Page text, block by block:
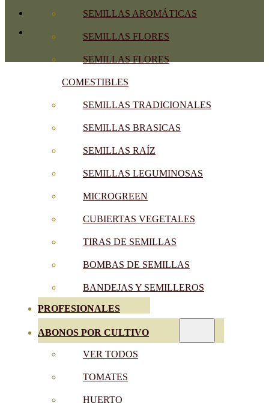
SEMILLAS AROMÁTICAS
SEMILLAS FLORES
SEMILLAS FLORES
COMESTIBLES
SEMILLAS TRADICIONALES
SEMILLAS BRASICAS
SEMILLAS RAÍZ
SEMILLAS LEGUMINOSAS
MICROGREEN
CUBIERTAS VEGETALES
TIRAS DE SEMILLAS
BOMBAS DE SEMILLAS
BANDEJAS Y SEMILLEROS
PROFESIONALES
ABONOS POR CULTIVO
VER TODOS
TOMATES
HUERTO